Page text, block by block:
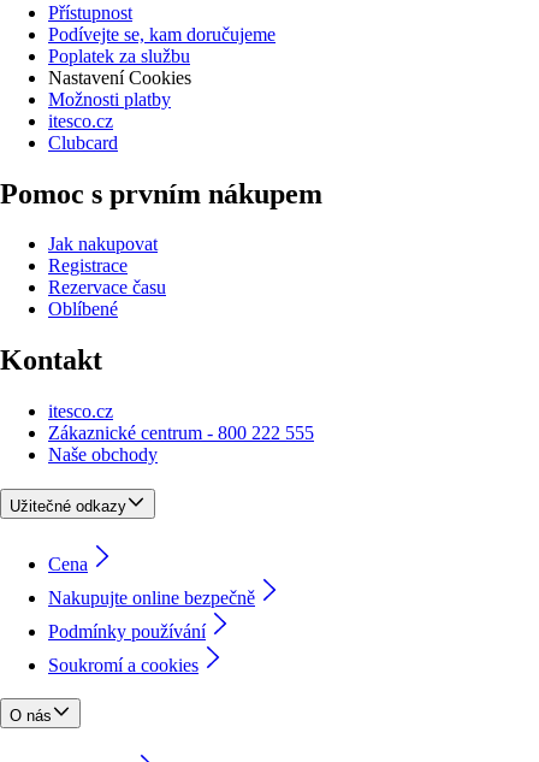
Přístupnost
Podívejte se, kam doručujeme
Poplatek za službu
Nastavení Cookies
Možnosti platby
itesco.cz
Clubcard
Pomoc s prvním nákupem
Jak nakupovat
Registrace
Rezervace času
Oblíbené
Kontakt
itesco.cz
Zákaznické centrum - 800 222 555
Naše obchody
Užitečné odkazy
Cena
Nakupujte online bezpečně
Podmínky používání
Soukromí a cookies
O nás